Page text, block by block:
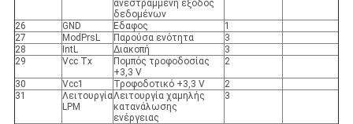
ανεστραμμένη έξοδος
δεδομένων
26 GND Εδαφος
1
27
ModPrsL Παρούσα ενότητα
3
28
IntL Διακοπή
3
29
Vcc Tx
Πομπός τροφοδοσίας
+3,3 V
2
30 Vcc1 Τροφοδοτικό +3,3 V
2
31
Λειτουργία
LPM
Λειτουργία χαμηλής
κατανάλωσης
ενέργειας
3